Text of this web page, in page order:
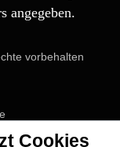
angegeben.
vorbehalten
Cookies